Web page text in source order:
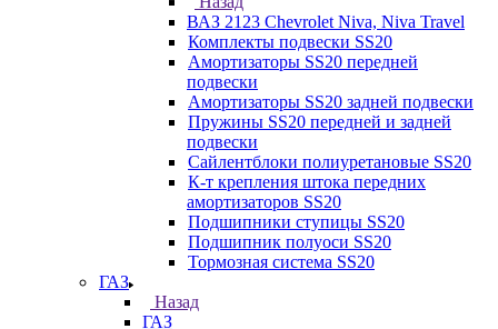
ВАЗ 2123 Chevrolet Niva, Niva Travel
Комплекты подвески SS20
Амортизаторы SS20 передней
подвески
Амортизаторы SS20 задней подвески
Пружины SS20 передней и задней
подвески
Сайлентблоки полиуретановые SS20
К-т крепления штока передних
амортизаторов SS20
Подшипники ступицы SS20
Подшипник полуоси SS20
Тормозная система SS20
ГАЗ
Назад
ГАЗ